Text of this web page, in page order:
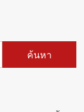
ค้นหา